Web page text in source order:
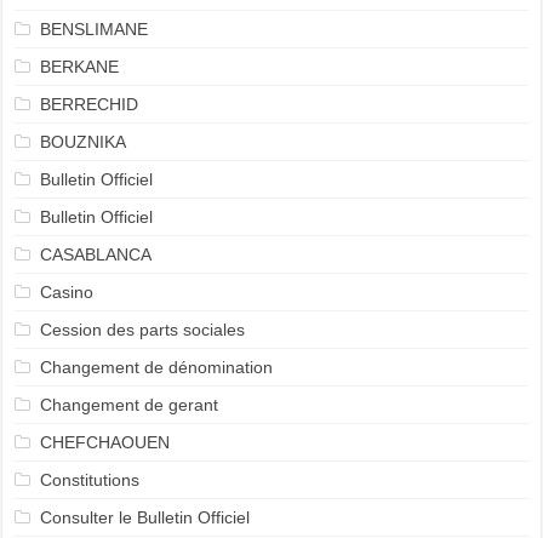
BENSLIMANE
BERKANE
BERRECHID
BOUZNIKA
Bulletin Officiel
Bulletin Officiel
CASABLANCA
Casino
Cession des parts sociales
Changement de dénomination
Changement de gerant
CHEFCHAOUEN
Constitutions
Consulter le Bulletin Officiel